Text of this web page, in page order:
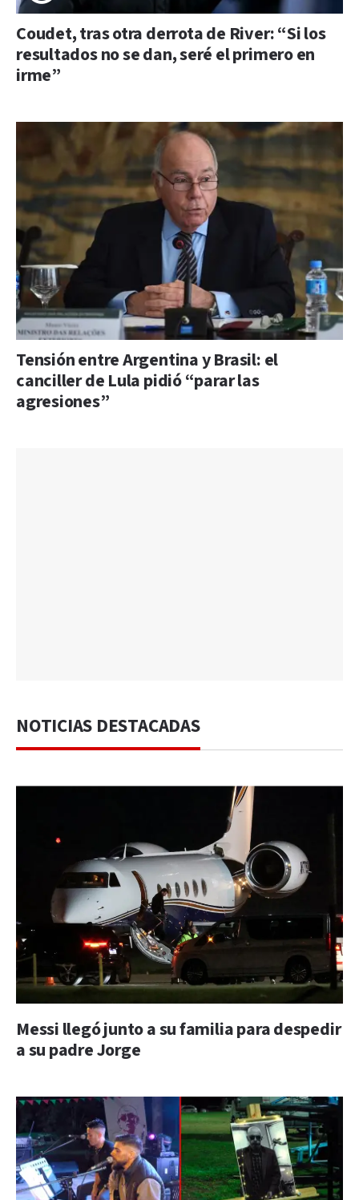
Coudet, tras otra derrota de River: “Si los
resultados no se dan, seré el primero en
irme”
Tensión entre Argentina y Brasil: el
canciller de Lula pidió “parar las
agresiones”
NOTICIAS DESTACADAS
Messi llegó junto a su familia para despedir
a su padre Jorge